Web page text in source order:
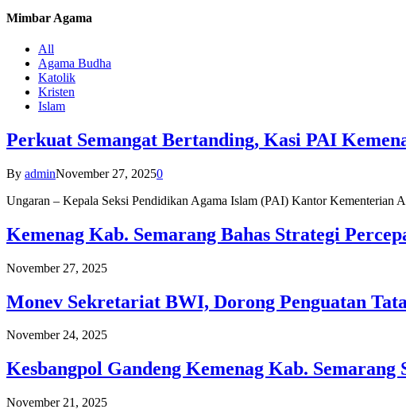
Mimbar Agama
All
Agama Budha
Katolik
Kristen
Islam
Perkuat Semangat Bertanding, Kasi PAI
By adminNovember 27, 20250
Ungaran – Kepala Seksi Pendidikan Agama Islam (PAI) Kantor Kementerian
Kemenag Kab. Semarang Bahas Strategi
November 27, 2025
Monev Sekretariat BWI, Dorong Penguatan
November 24, 2025
Kesbangpol Gandeng Kemenag Kab. Semarang
November 21, 2025